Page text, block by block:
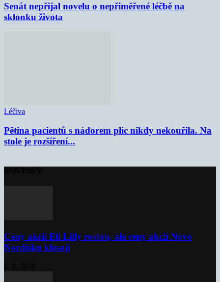
Senát nepřijal novelu o nepřiměřené léčbě na
sklonku života
Léčiva
Pětina pacientů s nádorem plic nikdy nekouřila. Na
stole je rozšíření...
Ceny akcií Eli Lilly rostou, ale ceny akcií Novo
Nordisku klesají